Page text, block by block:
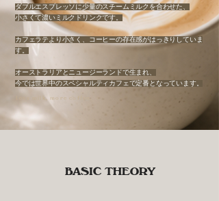
ダブルエスプレッソに少量のスチームミルクを合わせた、
小さくて濃いミルクドリンクです。
カフェラテより小さく、コーヒーの存在感がはっきりしていま
す。
オーストラリアとニュージーランドで生まれ、
今では世界中のスペシャルティカフェで定番となっています。
Less milk, more coffee.
BASIC THEORY